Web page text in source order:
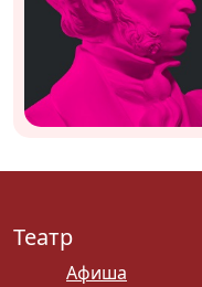
Театр
Афиша